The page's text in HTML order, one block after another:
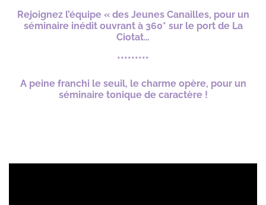
Rejoignez l’équipe « des Jeunes Canailles, pour un
séminaire inédit ouvrant à 360* sur le port de La
Ciotat…
*********
A peine franchi le seuil, le charme opère, pour un
séminaire tonique de caractère !